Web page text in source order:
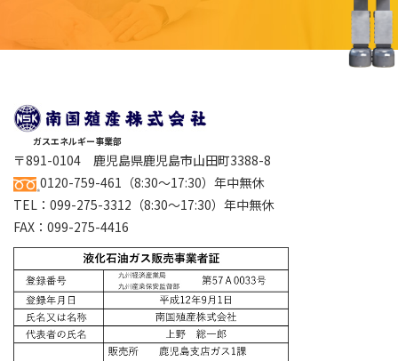
ガスエネルギー事業部
〒891-0104 鹿児島県鹿児島市山田町3388-8
0120-759-461 （8:30～17:30）年中無休
TEL： 099-275-3312 （8:30～17:30）年中無休
FAX：099-275-4416